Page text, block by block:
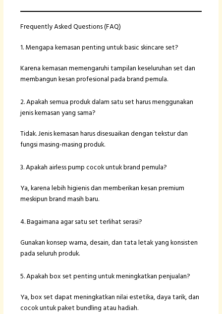
Frequently Asked Questions (FAQ)
1. Mengapa kemasan penting untuk basic skincare set?
Karena kemasan memengaruhi tampilan keseluruhan set dan
membangun kesan profesional pada brand pemula.
2. Apakah semua produk dalam satu set harus menggunakan
jenis kemasan yang sama?
Tidak. Jenis kemasan harus disesuaikan dengan tekstur dan
fungsi masing-masing produk.
3. Apakah airless pump cocok untuk brand pemula?
Ya, karena lebih higienis dan memberikan kesan premium
meskipun brand masih baru.
4. Bagaimana agar satu set terlihat serasi?
Gunakan konsep warna, desain, dan tata letak yang konsisten
pada seluruh produk.
5. Apakah box set penting untuk meningkatkan penjualan?
Ya, box set dapat meningkatkan nilai estetika, daya tarik, dan
cocok untuk paket bundling atau hadiah.